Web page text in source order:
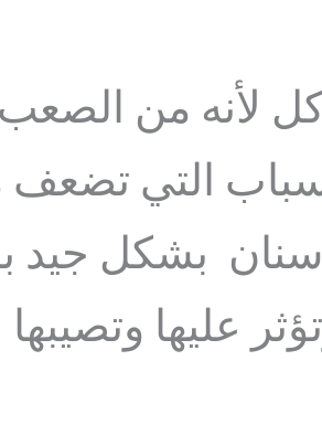
لأنه من
التي تضعف
بشكل جيد
عليها